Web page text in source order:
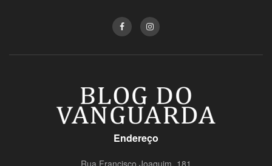
Endereço
Rua Francisco Joaquim, 181